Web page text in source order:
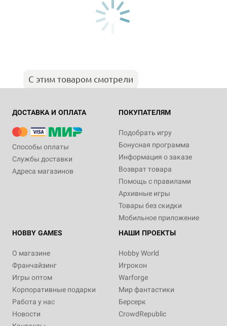
С этим товаром смотрели
ДОСТАВКА И ОПЛАТА
Способы оплаты
Службы доставки
Адреса магазинов
ПОКУПАТЕЛЯМ
Подобрать игру
Бонусная программа
Информация о заказе
Возврат товара
Помощь с правилами
Архивные игры
Товары без скидки
Мобильное приложение
HOBBY GAMES
О магазине
Франчайзинг
Игры оптом
Корпоративные подарки
Работа у нас
Новости
НАШИ ПРОЕКТЫ
Hobby World
Игрокон
Warforge
Мир фантастики
Берсерк
CrowdRepublic